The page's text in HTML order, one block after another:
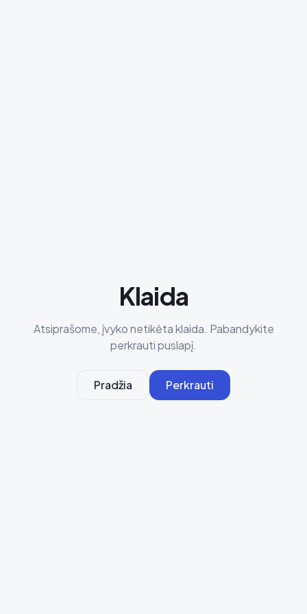
Klaida
Atsiprašome, įvyko netikėta klaida. Pabandykite
perkrauti puslapį.
Pradžia Perkrauti